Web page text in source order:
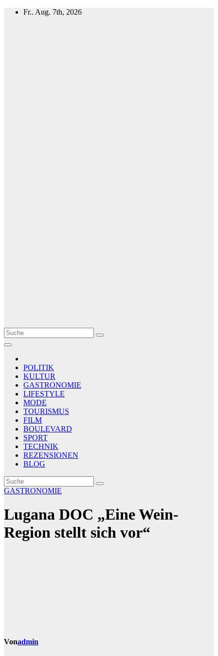
Zum
Fr.. Aug. 7th, 2026
Le Matin
AGENCE DE PRESSE
POLITIK
KULTUR
GASTRONOMIE
LIFESTYLE
MODE
TOURISMUS
FILM
BOULEVARD
SPORT
TECHNIK
REZENSIONEN
BLOG
GASTRONOMIE
Lugana DOC „Eine Wein-
Region stellt sich vor“
Vonadmin